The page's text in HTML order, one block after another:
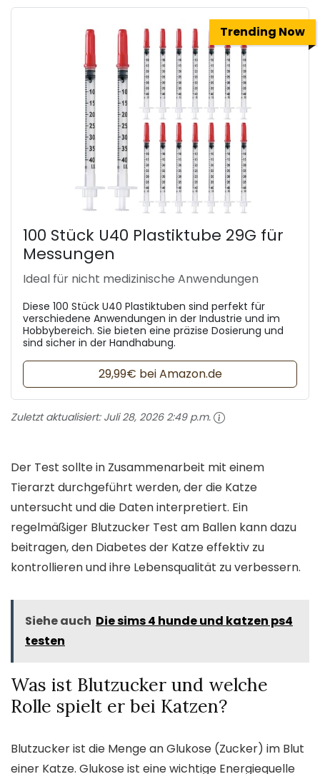
Trending Now
100 Stück U40 Plastiktube 29G für
Messungen
Ideal für nicht medizinische Anwendungen
Diese 100 Stück U40 Plastiktuben sind perfekt für
verschiedene Anwendungen in der Industrie und im
Hobbybereich. Sie bieten eine präzise Dosierung und
sind sicher in der Handhabung.
29,99€ bei Amazon.de
Zuletzt aktualisiert: Juli 28, 2026 2:49 p.m.
Der Test sollte in Zusammenarbeit mit einem
Tierarzt durchgeführt werden, der die Katze
untersucht und die Daten interpretiert. Ein
regelmäßiger Blutzucker Test am Ballen kann dazu
beitragen, den Diabetes der Katze effektiv zu
kontrollieren und ihre Lebensqualität zu verbessern.
Siehe auch Die sims 4 hunde und katzen ps4
testen
Was ist Blutzucker und welche
Rolle spielt er bei Katzen?
Blutzucker ist die Menge an Glukose (Zucker) im Blut
einer Katze. Glukose ist eine wichtige Energiequelle